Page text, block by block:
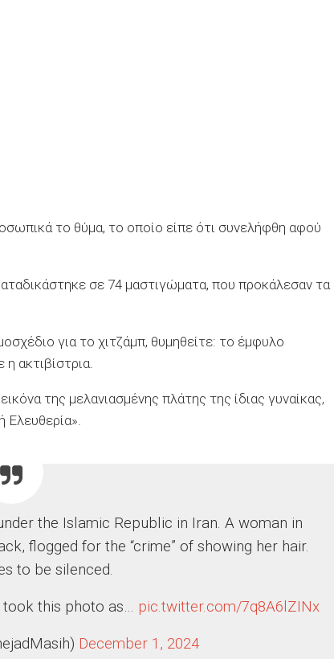
το θύμα, το οποίο είπε ότι συνελήφθη αφού
σε 74 μαστιγώματα, που προκάλεσαν τα
για το χιτζάμπ, θυμηθείτε: το έμφυλο
ακτιβίστρια.
της μελανιασμένης πλάτης της ίδιας γυναίκας,
Ελευθερία».
the Islamic Republic in Iran. A woman in
flogged for the “crime” of showing her hair.
to be silenced.
took this photo as… pic.twitter.com/7q8A6lZINx
December 1, 2024